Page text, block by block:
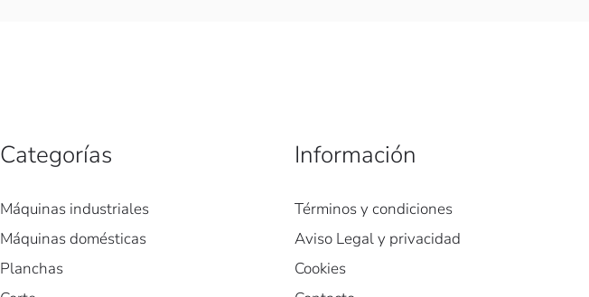
Categorías
Máquinas industriales
Máquinas domésticas
Planchas
Información
Términos y condiciones
Aviso Legal y privacidad
Cookies